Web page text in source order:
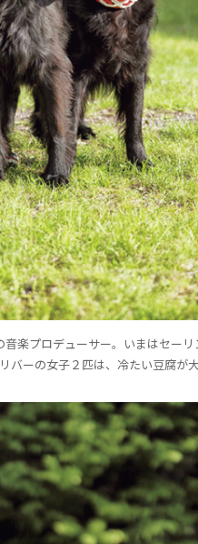
楽プロデューサー。いまはセー
ーの女子２匹は、冷たい豆腐が大